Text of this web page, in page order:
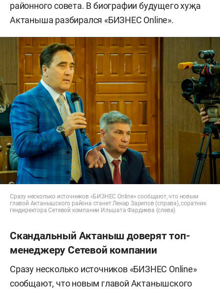
районного совета. В биографии будущего хуҗа
Актаныша разбирался «БИЗНЕС Online».
Сразу несколько источников «БИЗНЕС Online» сообщают, что новым
главой Актанышского района станет Ленар Зарипов (справа), соратник
гендиректора Сетевой компании Ильшата Фардиева (слева)
Скандальный Актаныш доверят топ-
менеджеру Сетевой компании
Сразу несколько источников «БИЗНЕС Online»
сообщают, что новым главой Актанышского